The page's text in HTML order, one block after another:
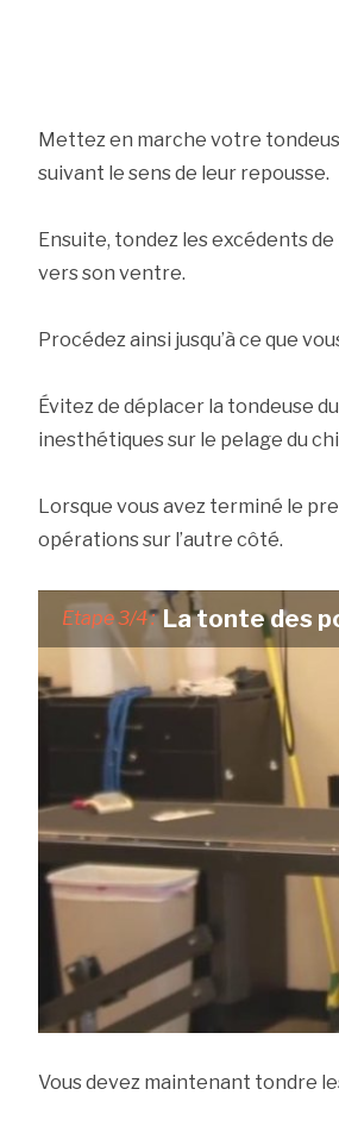
Mettez en marche votre
suivant le sens de leur repousse.
Ensuite, tondez les excédents
vers son ventre.
Procédez ainsi jusqu’à ce que
Évitez de déplacer la tondeuse
inesthétiques sur le pelage du
Lorsque vous avez terminé le
opérations sur l’autre côté.
Etape 3/4 : La tonte des
Vous devez maintenant tondre